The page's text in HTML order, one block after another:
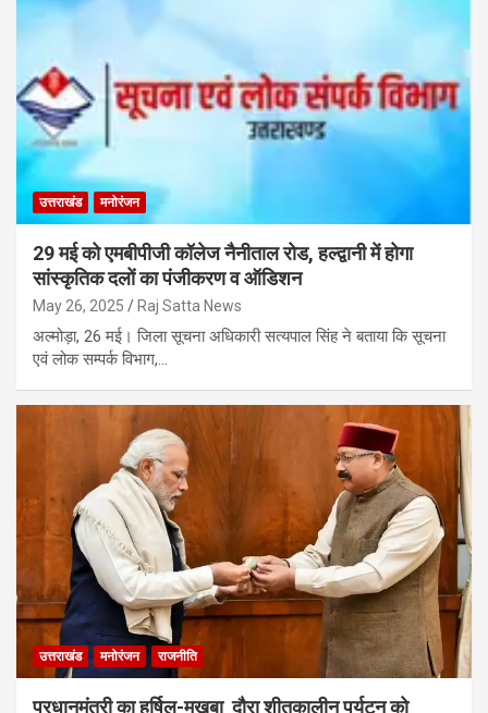
उत्तराखंड मनोरंजन
29 मई को एमबीपीजी कॉलेज नैनीताल रोड, हल्द्वानी में होगा
सांस्कृतिक दलों का पंजीकरण व ऑडिशन
May 26, 2025 Raj Satta News
अल्मोड़ा, 26 मई। जिला सूचना अधिकारी सत्यपाल सिंह ने बताया कि सूचना
एवं लोक सम्पर्क विभाग,…
उत्तराखंड मनोरंजन राजनीति
प्रधानमंत्री का हर्षिल-मुखबा दौरा शीतकालीन पर्यटन को